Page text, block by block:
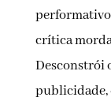
crítica
Desconstrói
publicidade,